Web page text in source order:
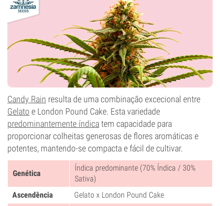
Candy Rain resulta de uma combinação excecional entre
Gelato e London Pound Cake. Esta variedade
predominantemente índicatem capacidade para
proporcionar colheitas generosas de flores aromáticas e
potentes, mantendo-se compacta e fácil de cultivar.
Genética
Índica predominante (70% Índica / 30%
Sativa)
Ascendência
Gelato x London Pound Cake